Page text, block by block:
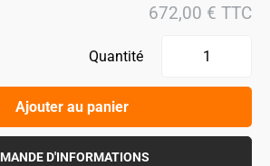
672,00 € TTC
Quantité
Ajouter au panier
D'INFORMATIONS